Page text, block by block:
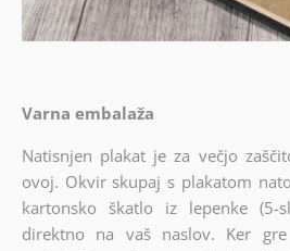
Varna embalaža
Natisnjen plakat je za večjo
ovoj. Okvir skupaj s plakatom
kartonsko škatlo iz lepenke (5-
direktno na vaš naslov. Ker